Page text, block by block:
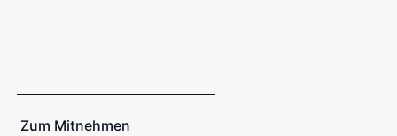
Zum Mitnehmen